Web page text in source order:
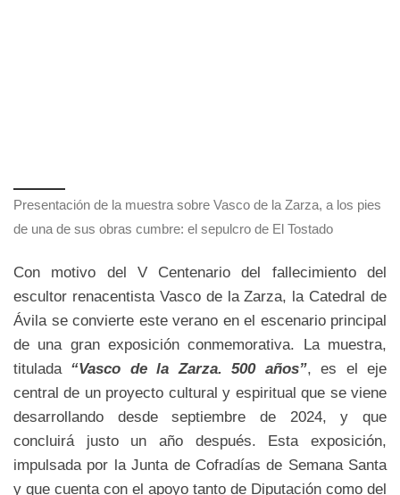
Presentación de la muestra sobre Vasco de la Zarza, a los pies
de una de sus obras cumbre: el sepulcro de El Tostado
Con motivo del V Centenario del fallecimiento del
escultor renacentista Vasco de la Zarza, la Catedral de
Ávila se convierte este verano en el escenario principal
de una gran exposición conmemorativa. La muestra,
titulada “Vasco de la Zarza. 500 años”, es el eje
central de un proyecto cultural y espiritual que se viene
desarrollando desde septiembre de 2024, y que
concluirá justo un año después. Esta exposición,
impulsada por la Junta de Cofradías de Semana Santa
y que cuenta con el apoyo tanto de Diputación como del